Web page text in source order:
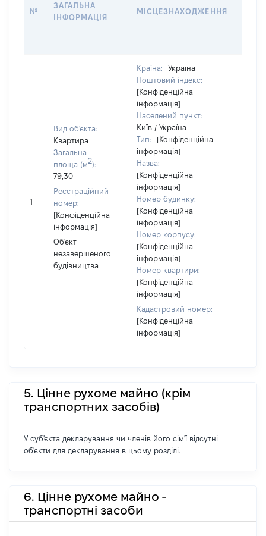
№
ЗАГАЛЬНА
ІНФОРМАЦІЯ
МІСЦЕЗНАХОДЖЕННЯ
1
Вид об'єкта:
Квартира
Загальна
площа (м2):
79,30
Реєстраційний
номер:
[Конфіденційна
інформація]
Об'єкт
незавершеного
будівництва
Країна:
Україна
Поштовий індекс:
[Конфіденційна
інформація]
Населений пункт:
Київ / Україна
Тип:
[Конфіденційна
інформація]
Назва:
[Конфіденційна
інформація]
Номер будинку:
[Конфіденційна
інформація]
Номер корпусу:
[Конфіденційна
інформація]
Номер квартири:
[Конфіденційна
інформація]
Кадастровий номер:
[Конфіденційна
інформація]
5. Цінне рухоме майно (крім
транспортних засобів)
У суб'єкта декларування чи членів його сім'ї відсутні
об'єкти для декларування в цьому розділі.
6. Цінне рухоме майно -
транспортні засоби